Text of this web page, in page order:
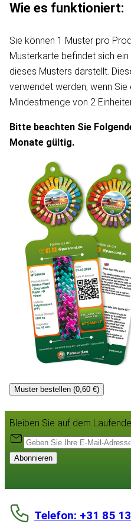
Wie es funktioniert:
Sie können 1 Muster pro
Musterkarte befindet sich
dieses Musters darstellt.
verwendet werden, wenn
Mindestmenge von 2
Bitte beachten Sie
Monate gültig.
Muster bestellen (0,60 €)
Bleiben Sie auf dem
Abonnieren
Telefon: +31 85